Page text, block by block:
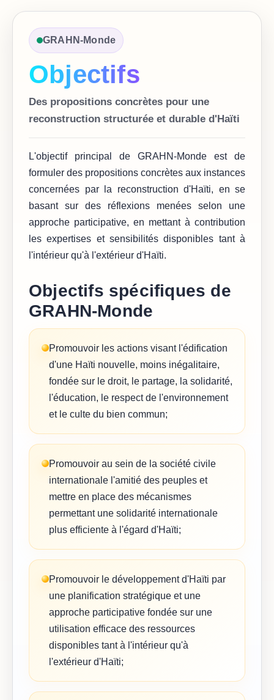
GRAHN-Monde
Objectifs
Des propositions concrètes pour une
reconstruction structurée et durable d'Haïti
L'objectif principal de GRAHN-Monde est de
formuler des propositions concrètes aux instances
concernées par la reconstruction d'Haïti, en se
basant sur des réflexions menées selon une
approche participative, en mettant à contribution
les expertises et sensibilités disponibles tant à
l'intérieur qu'à l'extérieur d'Haïti.
Objectifs spécifiques de
GRAHN-Monde
Promouvoir les actions visant l'édification
d'une Haïti nouvelle, moins inégalitaire,
fondée sur le droit, le partage, la solidarité,
l'éducation, le respect de l'environnement
et le culte du bien commun;
Promouvoir au sein de la société civile
internationale l'amitié des peuples et
mettre en place des mécanismes
permettant une solidarité internationale
plus efficiente à l'égard d'Haïti;
Promouvoir le développement d'Haïti par
une planification stratégique et une
approche participative fondée sur une
utilisation efficace des ressources
disponibles tant à l'intérieur qu'à
l'extérieur d'Haïti;